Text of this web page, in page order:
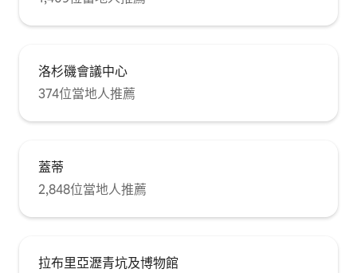
洛杉磯會議中心
374位當地人推薦
蓋蒂
2,848位當地人推薦
拉布里亞瀝青坑及博物館